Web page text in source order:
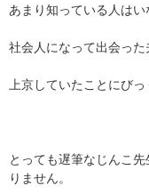
あまり知っている人はい
社会人になって出会っ
上京していたことにびっ
とっても遅筆なじんこ
りません。